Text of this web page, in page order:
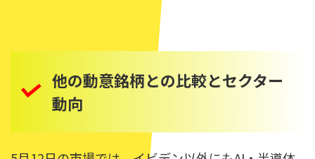
他の動意銘柄との比較とセクター
動向